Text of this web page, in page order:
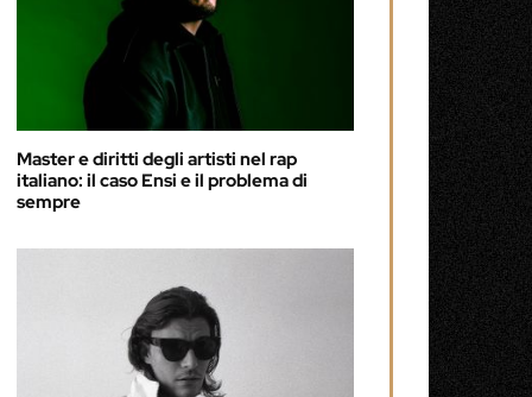
Master e diritti degli artisti nel rap
italiano: il caso Ensi e il problema di
sempre